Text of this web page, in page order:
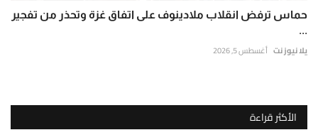
حماس ترفض انقلاب ملادينوف على اتفاق غزة وتحذر من تفجير
...
يلا نيوز نت أغسطس 5, 2026
الأكثر قراءة